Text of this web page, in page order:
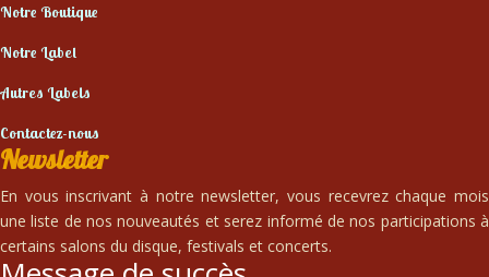
Notre Boutique
Notre Label
Autres Labels
Contactez-nous
Newsletter
En vous inscrivant à notre newsletter, vous recevrez chaque mois
une liste de nos nouveautés et serez informé de nos participations à
certains salons du disque, festivals et concerts.